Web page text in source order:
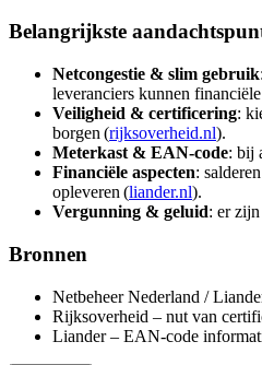
Belangrijkste
Netcongestie & slim gebruik
leveranciers kunnen
Veiligheid & certificering:
borgen (rijksoverheid.nl).
Meterkast & EAN-code: bij
Financiële aspecten:
opleveren (liander.nl).
Vergunning & geluid: er
Bronnen
Netbeheer Nederland /
Rijksoverheid – nut van
Liander – EAN-code